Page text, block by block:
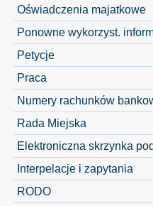
Oświadczenia majatkowe
Ponowne wykorzyst.
Petycje
Praca
Numery rachunków
Rada Miejska
Elektroniczna skrzynka
Interpelacje i zapytania
RODO